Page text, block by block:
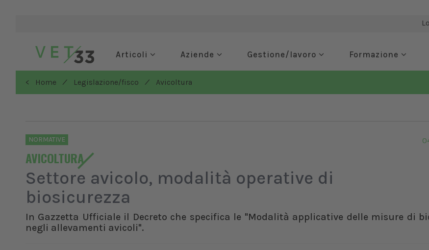
Articoli Aziende Gestione/lavoro Formazione
< Home / Legislazione/fisco / Avicoltura
NORMATIVE
AVICOLTURA
Settore avicolo, modalità operative di
biosicurezza
In Gazzetta Ufficiale il Decreto che specifica le "Modalità applicative delle misure di
negli allevamenti avicoli".